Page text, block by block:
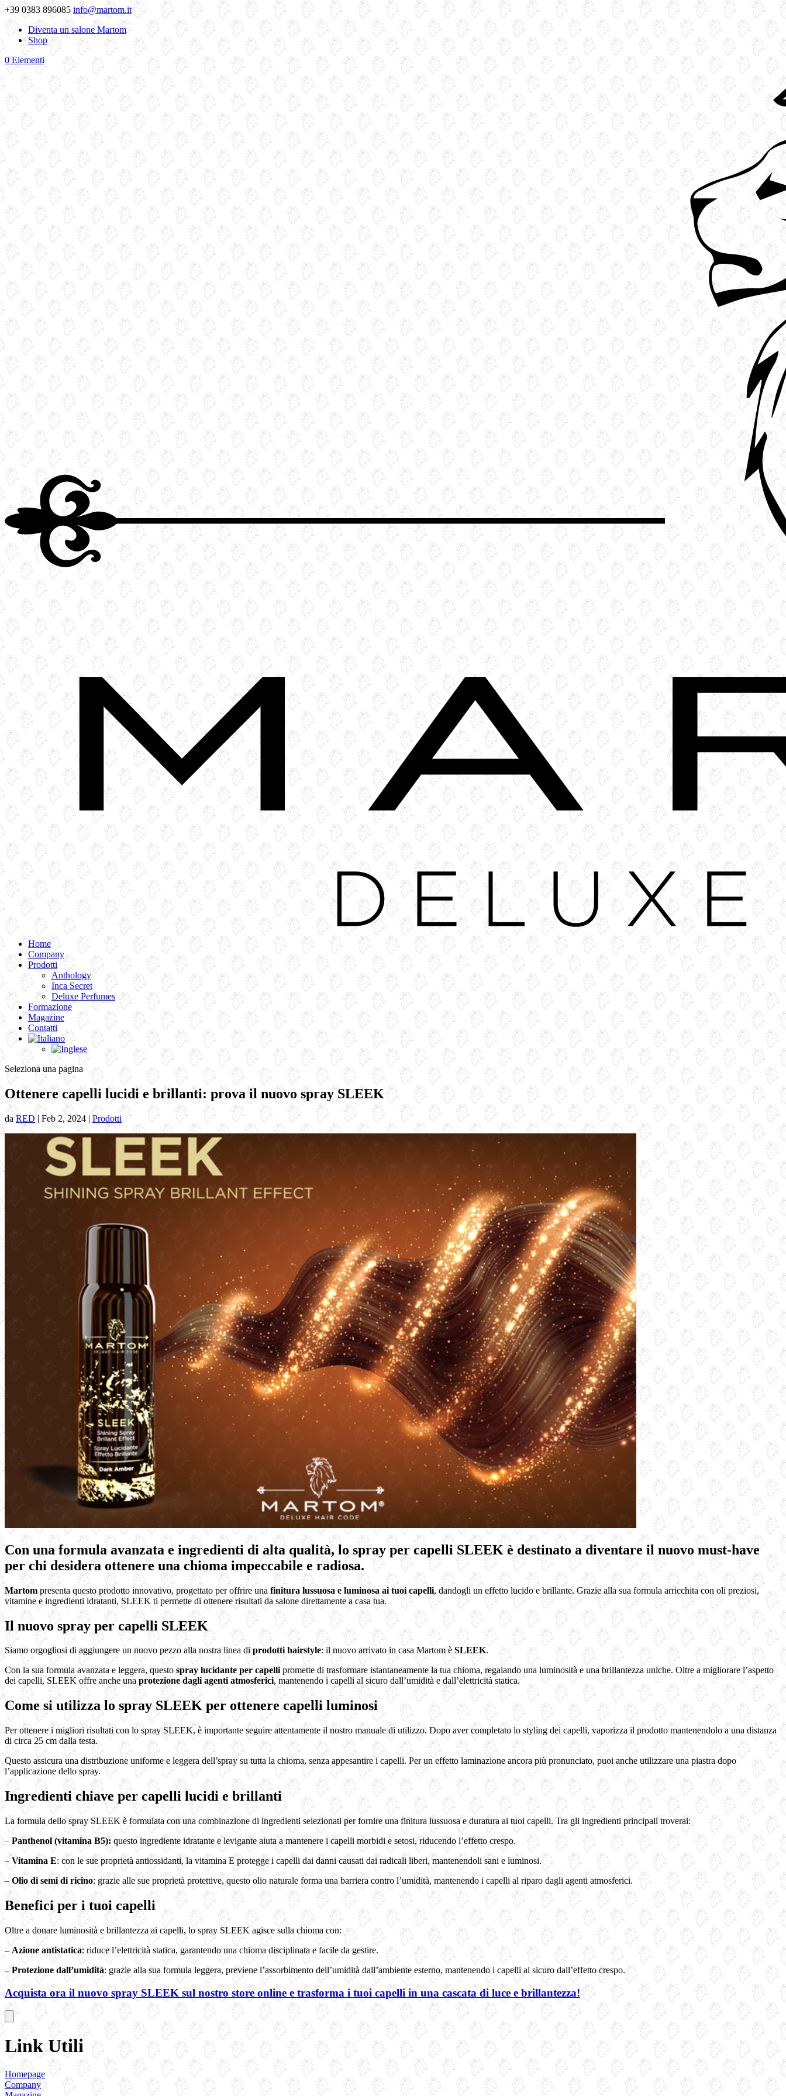
+39 0383 896085 info@martom.it
Diventa un salone Martom
Shop
0 Elementi
Home
Company
Prodotti
Anthology
Inca Secret
Deluxe Perfumes
Formazione
Magazine
Contatti
Seleziona una pagina
Ottenere capelli lucidi e brillanti: prova il nuovo spray SLEEK
daRED| Feb 2, 2024 | Prodotti
Con una formula avanzata e ingredienti di alta qualità, lo spray per capelli SLEEK è destinato a diventare il nuovo must-have
per chi desidera ottenere una chioma impeccabile e radiosa.
Martom presenta questo prodotto innovativo, progettato per offrire una finitura lussuosa e luminosa ai tuoi capelli, dandogli un effetto lucido e brillante. Grazie alla sua formula arricchita con oli preziosi,
vitamine e ingredienti idratanti, SLEEK ti permette di ottenere risultati da salone direttamente a casa tua.
Il nuovo spray per capelli SLEEK
Siamo orgogliosi di aggiungere un nuovo pezzo alla nostra linea diprodotti hairstyle: il nuovo arrivato in casa Martom èSLEEK.
Con la sua formula avanzata e leggera, questospray lucidante per capellipromette di trasformare istantaneamente la tua chioma, regalando una luminosità e una brillantezza uniche. Oltre a migliorare l’aspetto
dei capelli, SLEEK offre anche una protezione dagli agenti atmosferici, mantenendo i capelli al sicuro dall’umidità e dall’elettricità statica.
Come si utilizza lo spray SLEEK per ottenere capelli luminosi
Per ottenere i migliori risultati con lo spray SLEEK, è importante seguire attentamente il nostro manuale di utilizzo. Dopo aver completato lo styling dei capelli, vaporizza il prodotto mantenendolo a una distanza
di circa 25 cm dalla testa.
Questo assicura una distribuzione uniforme e leggera dell’spray su tutta la chioma, senza appesantire i capelli. Per un effetto laminazione ancora più pronunciato, puoi anche utilizzare una piastra dopo
l’applicazione dello spray.
Ingredienti chiave per capelli lucidi e brillanti
La formula dello spray SLEEK è formulata con una combinazione di ingredienti selezionati per fornire una finitura lussuosa e duratura ai tuoi capelli. Tra gli ingredienti principali troverai:
– Panthenol (vitamina B5): questo ingrediente idratante e levigante aiuta a mantenere i capelli morbidi e setosi, riducendo l’effetto crespo.
– Vitamina E: con le sue proprietà antiossidanti, la vitamina E protegge i capelli dai danni causati dai radicali liberi, mantenendoli sani e luminosi.
– Olio di semi di ricino: grazie alle sue proprietà protettive, questo olio naturale forma una barriera contro l’umidità, mantenendo i capelli al riparo dagli agenti atmosferici.
Benefici per i tuoi capelli
Oltre a donare luminosità e brillantezza ai capelli, lo spray SLEEK agisce sulla chioma con:
– Azione antistatica: riduce l’elettricità statica, garantendo una chioma disciplinata e facile da gestire.
–Protezione dall’umidità: grazie alla sua formula leggera, previene l’assorbimento dell’umidità dall’ambiente esterno, mantenendo i capelli al sicuro dall’effetto crespo.
Acquista ora il nuovo spray SLEEK sul nostro store online e trasforma i tuoi capelli in una cascata di luce e brillantezza!
Link Utili
Homepage
Company